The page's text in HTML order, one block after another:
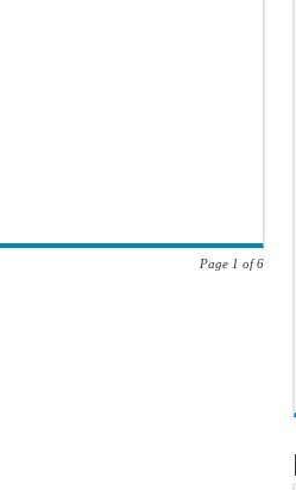
Page 1 of 6